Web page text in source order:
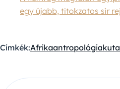
egy újabb, titokzatos sír
Címkék:Afrikaantropológia